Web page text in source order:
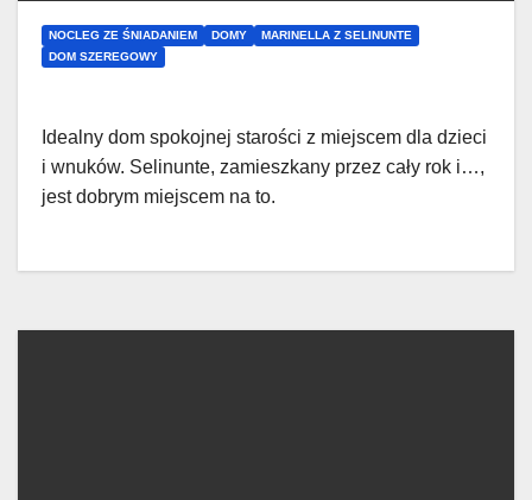
NOCLEG ZE ŚNIADANIEM DOMY
MARINELLA Z SELINUNTE
DOM SZEREGOWY
Idealny dom spokojnej starości z miejscem dla dzieci
i wnuków. Selinunte, zamieszkany przez cały rok i…,
jest dobrym miejscem na to.